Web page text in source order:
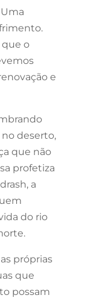
que o
e
deserto,
que não
profetiza
a
do rio
próprias
que
possam